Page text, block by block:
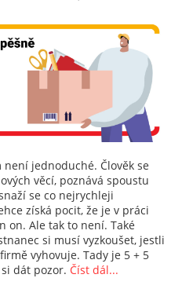
není jednoduché. Člověk se
věcí, poznává spoustu
se co nejrychleji
získá pocit, že je v práci
on. Ale tak to není. Také
si musí vyzkoušet, jestli
vyhovuje. Tady je 5 + 5
dát pozor. Číst dál...